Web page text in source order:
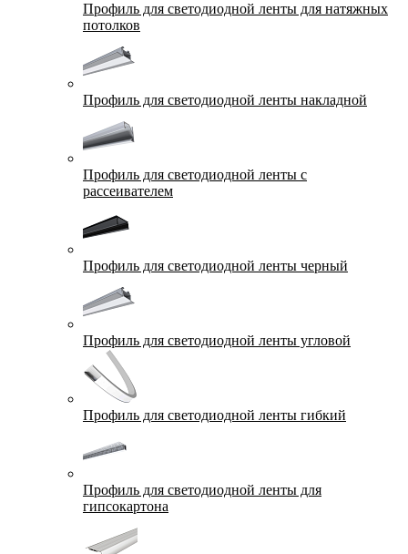
Профиль для светодиодной ленты для натяжных
потолков
Профиль для светодиодной ленты накладной
Профиль для светодиодной ленты с
рассеивателем
Профиль для светодиодной ленты черный
Профиль для светодиодной ленты угловой
Профиль для светодиодной ленты гибкий
Профиль для светодиодной ленты для
гипсокартона